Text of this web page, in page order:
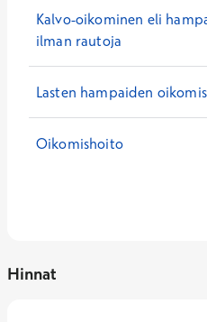
Kalvo-oikominen eli
ilman rautoja
Lasten hampaiden
Oikomishoito
Hinnat